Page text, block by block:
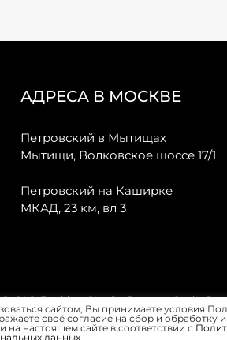
АДРЕСА В МОСКВЕ
Петровский в Мытищах
Мытищи, Волковское шоссе 17/1
Петровский на Каширке
МКАД, 23 км, вл 3
GAC, Forthing, Citroёn, Peugeot, Opel и
сайтом, Вы принимаете условия
своё согласие на сбор и обработку
на настоящем сайте в соответствии с
данных